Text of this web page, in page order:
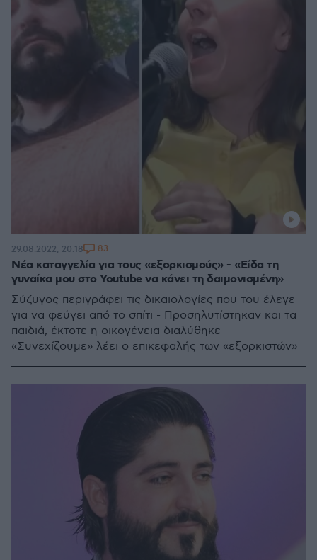
Νέα καταγγελία για τους «εξορκισμούς» - «Είδα τη
γυναίκα μου στο Youtube να κάνει τη δαιμονισμένη»
Σύζυγος περιγράφει τις δικαιολογίες που του έλεγε
για να φεύγει από το σπίτι - Προσηλυτίστηκαν και τα
παιδιά, έκτοτε η οικογένεια διαλύθηκε -
«Συνεχίζουμε» λέει ο επικεφαλής των «εξορκιστών»
29.08.2022, 20:18 83